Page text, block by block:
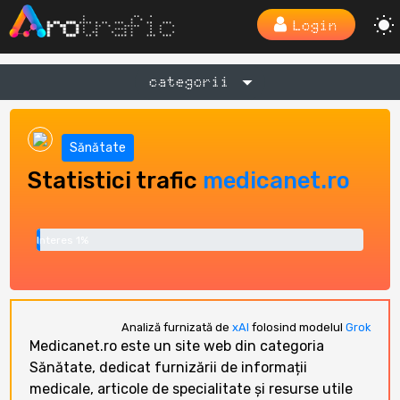
Login
categorii
Sănătate
Statistici trafic medicanet.ro
Interes 1%
Analiză furnizată de xAI folosind modelul Grok
Medicanet.ro este un site web din categoria
Sănătate, dedicat furnizării de informații
medicale, articole de specialitate și resurse utile